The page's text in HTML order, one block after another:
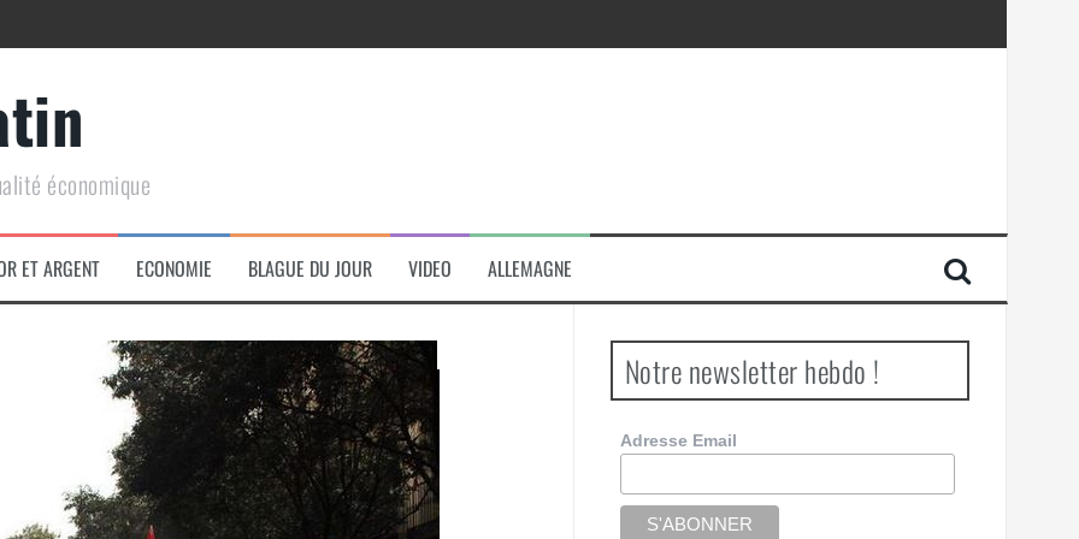
de conquête géopolitique massive
économique
ET ARGENT ECONOMIE BLAGUE DU JOUR VIDEO ALLEMAGNE
Notre newsletter hebdo !
Adresse Email